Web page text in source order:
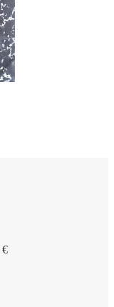
€